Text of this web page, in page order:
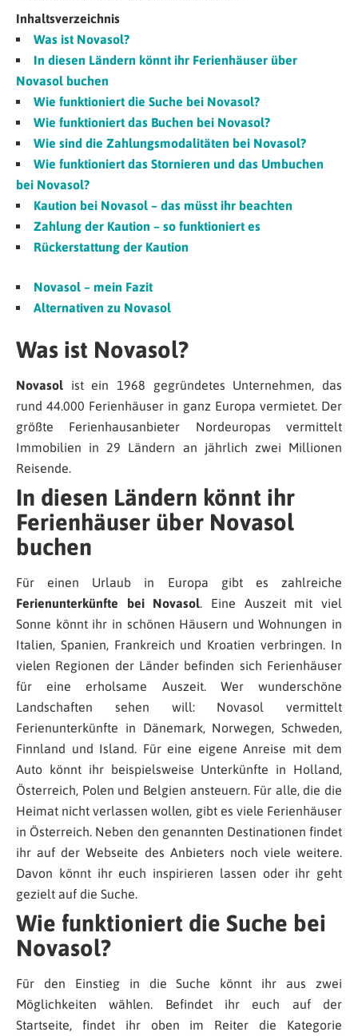
Inhaltsverzeichnis
Was ist Novasol?
In diesen Ländern könnt ihr Ferienhäuser über
Novasol buchen
Wie funktioniert die Suche bei Novasol?
Wie funktioniert das Buchen bei Novasol?
Wie sind die Zahlungsmodalitäten bei Novasol?
Wie funktioniert das Stornieren und das Umbuchen
bei Novasol?
Kaution bei Novasol – das müsst ihr beachten
Zahlung der Kaution – so funktioniert es
Rückerstattung der Kaution
Novasol – mein Fazit
Alternativen zu Novasol
Was ist Novasol?
Novasol ist ein 1968 gegründetes Unternehmen, das
rund 44.000 Ferienhäuser in ganz Europa vermietet. Der
größte Ferienhausanbieter Nordeuropas vermittelt
Immobilien in 29 Ländern an jährlich zwei Millionen
Reisende.
In diesen Ländern könnt ihr
Ferienhäuser über Novasol
buchen
Für einen Urlaub in Europa gibt es zahlreiche
Ferienunterkünfte bei Novasol. Eine Auszeit mit viel
Sonne könnt ihr in schönen Häusern und Wohnungen in
Italien, Spanien, Frankreich und Kroatien verbringen. In
vielen Regionen der Länder befinden sich Ferienhäuser
für eine erholsame Auszeit. Wer wunderschöne
Landschaften sehen will: Novasol vermittelt
Ferienunterkünfte in Dänemark, Norwegen, Schweden,
Finnland und Island. Für eine eigene Anreise mit dem
Auto könnt ihr beispielsweise Unterkünfte in Holland,
Österreich, Polen und Belgien ansteuern. Für alle, die die
Heimat nicht verlassen wollen, gibt es viele Ferienhäuser
in Österreich. Neben den genannten Destinationen findet
ihr auf der Webseite des Anbieters noch viele weitere.
Davon könnt ihr euch inspirieren lassen oder ihr geht
gezielt auf die Suche.
Wie funktioniert die Suche bei
Novasol?
Für den Einstieg in die Suche könnt ihr aus zwei
Möglichkeiten wählen. Befindet ihr euch auf der
Startseite, findet ihr oben im Reiter die Kategorie